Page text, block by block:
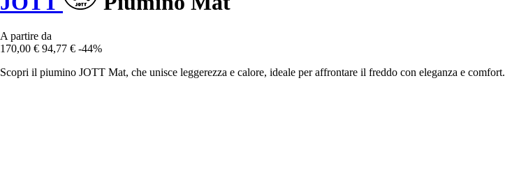
A partire da
170,00 € 94,77 € -44%
Scopri il piumino JOTT Mat, che unisce leggerezza e calore, ideale per affrontare il freddo con eleganza e comfort.